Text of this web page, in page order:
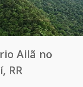
Ailã no
RR